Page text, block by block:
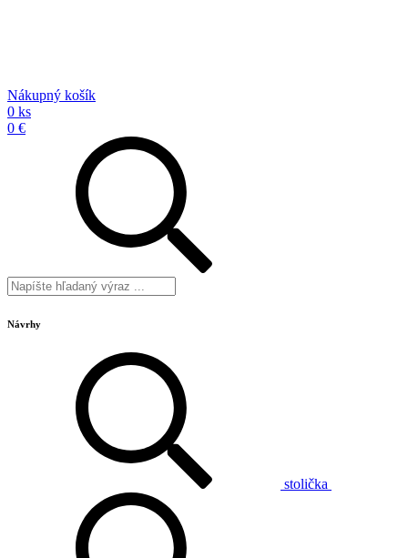
Nákupný košík
0 ks
0 €
Návrhy
stolička